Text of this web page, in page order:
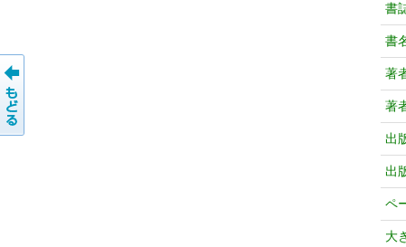
書
書
著
著
出
出
ペ
大